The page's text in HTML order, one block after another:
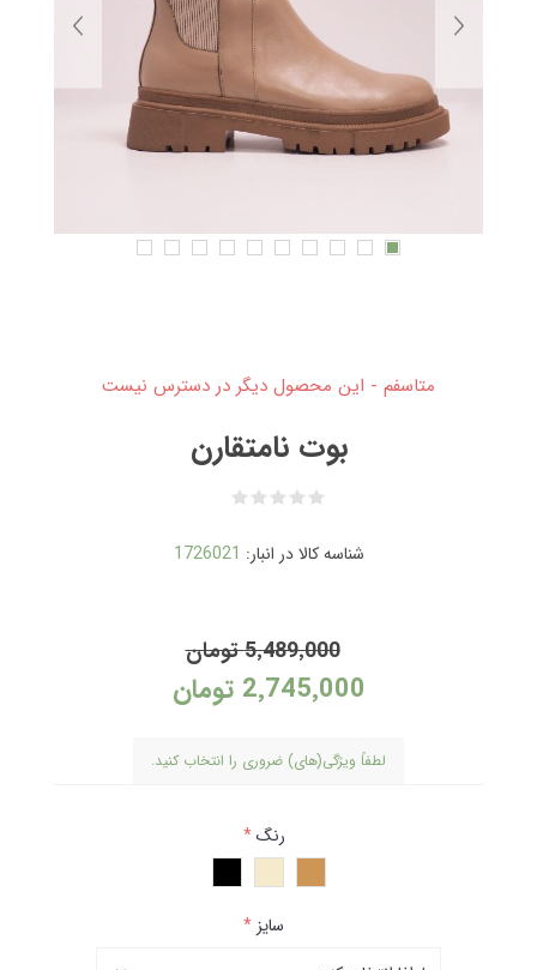
متاسفم - این محصول دیگر در دسترس نیست
بوت نامتقارن
شناسه کالا در انبار: 1726021
5٬489٬000 تومان
2٬745٬000 تومان
لطفاً ویژگی(های) ضروری را انتخاب کنید.
رنگ*
سایز *